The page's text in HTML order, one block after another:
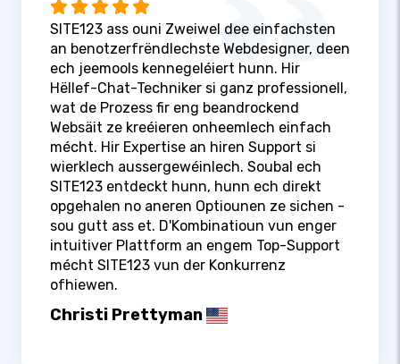
SITE123 ass ouni Zweiwel dee einfachsten
an benotzerfrëndlechste Webdesigner, deen
ech jeemools kennegeléiert hunn. Hir
Hëllef-Chat-Techniker si ganz professionell,
wat de Prozess fir eng beandrockend
Websäit ze kreéieren onheemlech einfach
mécht. Hir Expertise an hiren Support si
wierklech aussergewéinlech. Soubal ech
SITE123 entdeckt hunn, hunn ech direkt
opgehalen no aneren Optiounen ze sichen -
sou gutt ass et. D'Kombinatioun vun enger
intuitiver Plattform an engem Top-Support
mécht SITE123 vun der Konkurrenz
ofhiewen.
Christi Prettyman